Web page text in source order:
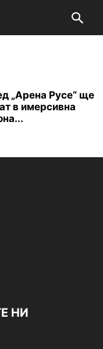
„Арена Русе“ ще
в имерсивна
НИ